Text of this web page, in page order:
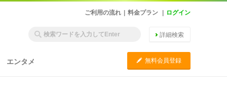
ご利用の流れ 料金プラン ログイン
詳細検索
エンタメ C 無料会員登録